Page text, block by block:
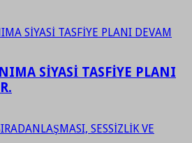
SİYASİ TASFİYE PLANI